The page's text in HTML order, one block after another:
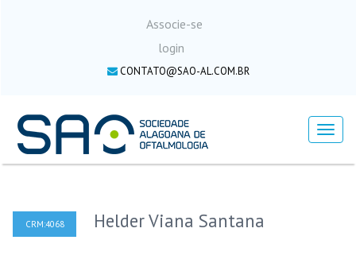
Associe-se
login
CONTATO@SAO-AL.COM.BR
Menu
CRM:4068 Helder Viana Santana